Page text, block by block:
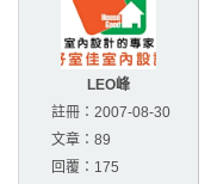
LEO峰
註冊： 2007-08-30
文章： 89
回覆： 175